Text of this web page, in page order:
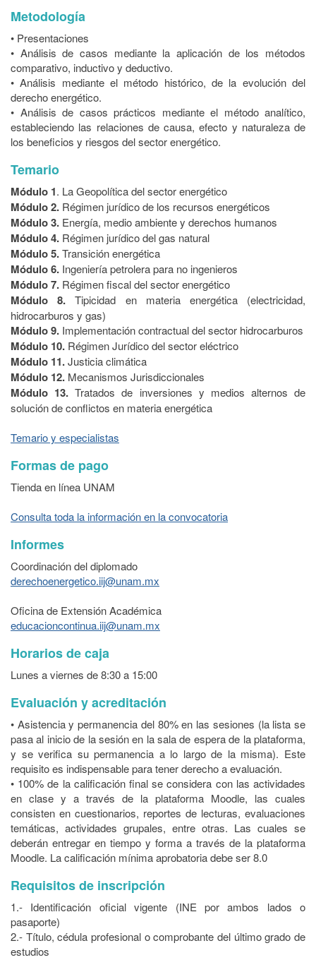
Metodología
• Presentaciones
• Análisis de casos mediante la aplicación de los métodos
comparativo, inductivo y deductivo.
• Análisis mediante el método histórico, de la evolución del
derecho energético.
• Análisis de casos prácticos mediante el método analítico,
estableciendo las relaciones de causa, efecto y naturaleza de
los beneficios y riesgos del sector energético.
Temario
Módulo 1. La Geopolítica del sector energético
Módulo 2. Régimen jurídico de los recursos energéticos
Módulo 3. Energía, medio ambiente y derechos humanos
Módulo 4. Régimen jurídico del gas natural
Módulo 5.Transición energética
Módulo 6. Ingeniería petrolera para no ingenieros
Módulo 7. Régimen fiscal del sector energético
Módulo 8.Tipicidad en materia energética (electricidad,
hidrocarburos y gas)
Módulo 9. Implementación contractual del sector hidrocarburos
Módulo 10. Régimen Jurídico del sector eléctrico
Módulo 11.Justicia climática
Módulo 12. Mecanismos Jurisdiccionales
Módulo 13. Tratados de inversiones y medios alternos de
solución de conflictos en materia energética
Temario y especialistas
Formas de pago
Tienda en línea UNAM
Consulta toda la información en la convocatoria
Informes
Coordinación del diplomado
derechoenergetico.iij@unam.mx
Oficina de Extensión Académica
educacioncontinua.iij@unam.mx
Horarios de caja
Lunes a viernes de 8:30 a 15:00
Evaluación y acreditación
• Asistencia y permanencia del 80% en las sesiones (la lista se
pasa al inicio de la sesión en la sala de espera de la plataforma,
y se verifica su permanencia a lo largo de la misma). Este
requisito es indispensable para tener derecho a evaluación.
• 100% de la calificación final se considera con las actividades
en clase y a través de la plataforma Moodle, las cuales
consisten en cuestionarios, reportes de lecturas, evaluaciones
temáticas, actividades grupales, entre otras. Las cuales se
deberán entregar en tiempo y forma a través de la plataforma
Moodle. La calificación mínima aprobatoria debe ser 8.0
Requisitos de inscripción
1.- Identificación oficial vigente (INE por ambos lados o
pasaporte)
2.- Título, cédula profesional o comprobante del último grado de
estudios